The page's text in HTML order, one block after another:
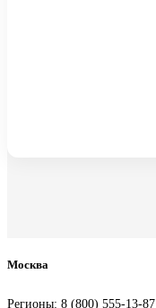
Москва
Регионы: 8 (800) 555-13-87